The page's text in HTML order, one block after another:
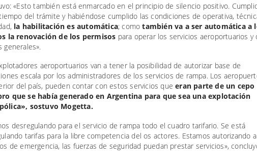
«Esto también está enmarcado en el principio de silencio positivo.
del trámite y habiéndose cumplido las condiciones de operativa,
la habilitación es automática; comotambién va a ser automática a
la renovación de los permisos para operar los servicios aeroportuarios y
generales».
aeroportuarios van a tener la posibilidad de autorizar base de
escala por los administradores de los servicios de rampa. Los
del país, pueden contar con estos servicios queeran parte de un cepo
que se había generado en Argentina para que sea una explotación
sostuvo Mogetta.
desregulando para el servicio de rampa todo el cuadro tarifario. Se está
tarifas para la libre competencia del os actores. Estamos autorizando
de emergencia, las fuerzas de seguridad puedan prestar servicios»,